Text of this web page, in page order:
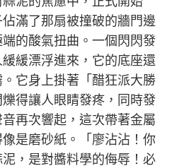
滿了那扇被撞破的牆門邊
的酸氣扭曲。一個閃閃發
緩漂浮進來，它的底座還
它身上掛著「醋狂派大勝
得讓人眼睛發疼，同時發
再次響起，這次帶著金屬
是磨砂紙。「廖沾沾！你
，是對醬料學的侮辱！必